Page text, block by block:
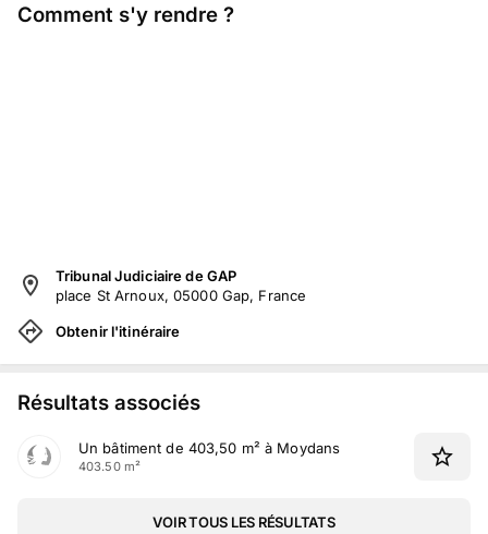
Comment s'y rendre ?
Tribunal Judiciaire de GAP
place St Arnoux, 05000 Gap, France
Obtenir l'itinéraire
Résultats associés
Un bâtiment de 403,50 m² à Moydans
403.50 m²
VOIR TOUS LES RÉSULTATS